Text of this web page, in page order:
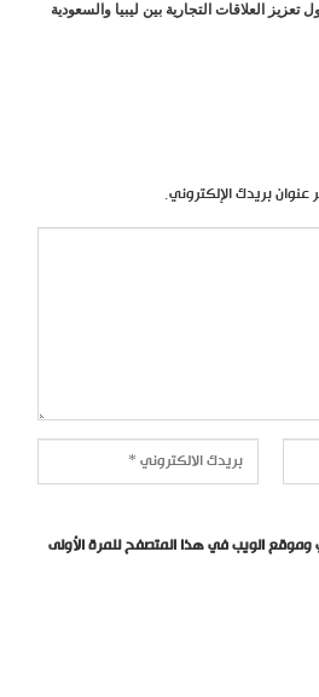
تعزيز العلاقات التجارية بين ليبيا والسعودية
عنوان بريدك الإلكتروني.
وموقع الويب في هذا المتصفح للمرة الأولى